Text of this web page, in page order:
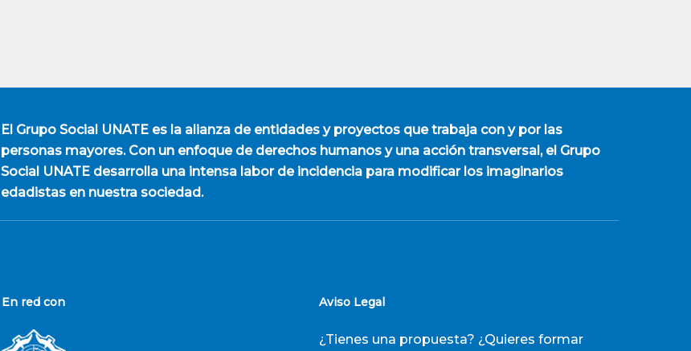
El Grupo Social UNATEes la alianza de entidades y proyectos que trabaja con y por las
personas mayores. Con un enfoque de derechos humanos y una acción transversal, el Grupo
Social UNATE desarrolla una intensa labor de incidencia para modificar los imaginarios
edadistas en nuestra sociedad.
En red con Aviso Legal
¿Tienes una propuesta? ¿Quieres formar